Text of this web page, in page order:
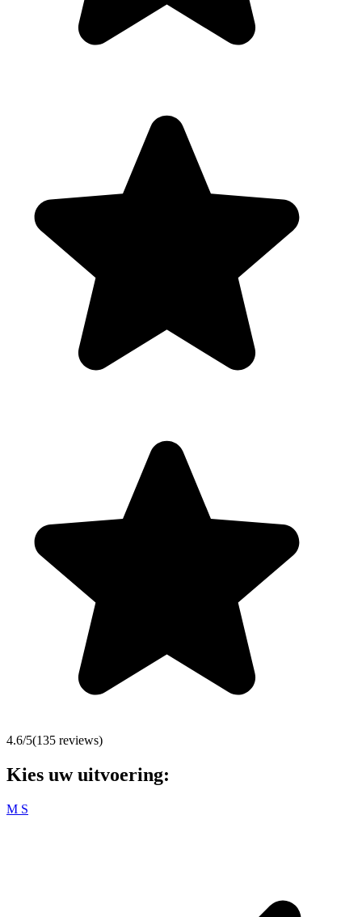
4.6/5(135 reviews)
Kies uw uitvoering:
M S